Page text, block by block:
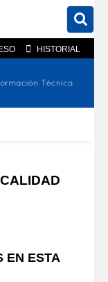
HISTORIAL
el sitio
EN ESTA